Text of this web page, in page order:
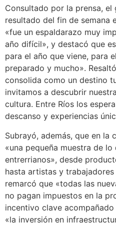
Consultado por la prensa,
resultado del fin de semana
«fue un espaldarazo muy
año difícil», y destacó que
para el año que viene, para
preparado y mucho».
consolida como un destino
invitamos a descubrir
cultura. Entre Ríos los
descanso y experiencias
Subrayó, además, que en la
«una pequeña muestra de
entrerrianos», desde
hasta artistas y
remarcó que «todas las
no pagan impuestos en la
incentivo clave
«la inversión en